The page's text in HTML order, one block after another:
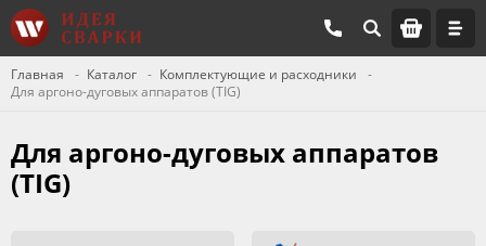
Главная Каталог
Комплектующие и расходники
Для аргоно-дуговых аппаратов (TIG)
Для аргоно-дуговых аппаратов
(TIG)